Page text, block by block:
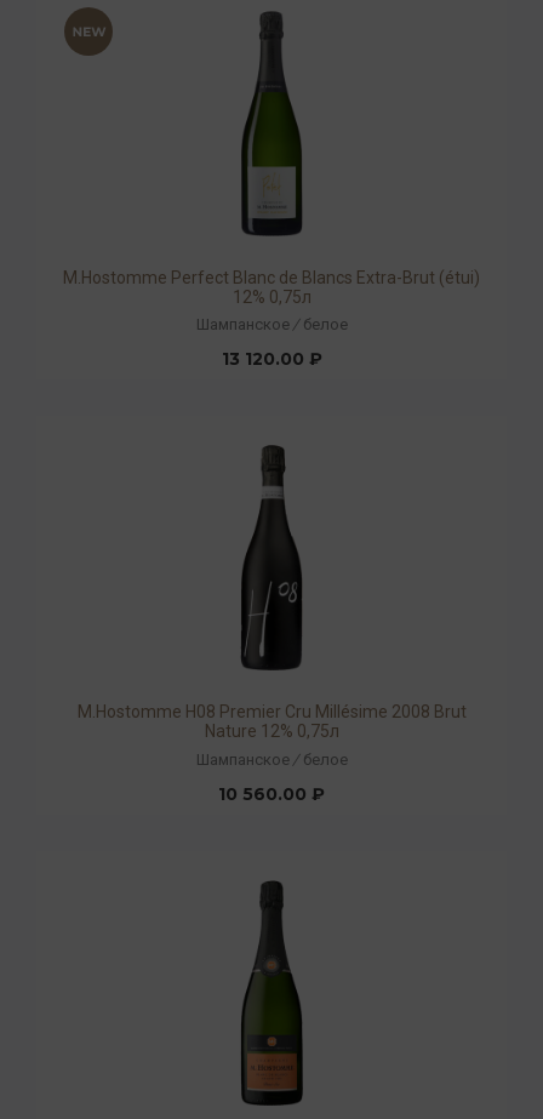
М.Hostomme Perfect Blanc de Blancs Extra-Brut (étui)
12% 0,75л
Шампанское / белое
13 120.00 ₽
М.Hostomme H08 Premier Cru Millésime 2008 Brut
Nature 12% 0,75л
Шампанское / белое
10 560.00 ₽